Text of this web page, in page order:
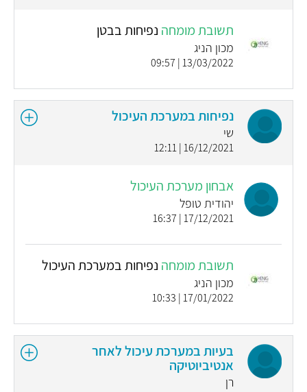
תשובת מומחה נפיחות בבטן
מכון הניג
13/03/2022 | 09:57
נפיחות במערכת העיכול
שי
16/12/2021 | 12:11
אבחון מערכת העיכול
יהודית טופל
17/12/2021 | 16:37
תשובת מומחה נפיחות במערכת העיכול
מכון הניג
17/01/2022 | 10:33
בעיות במערכת עיכול לאחר
אנטיביוטיקה
רן